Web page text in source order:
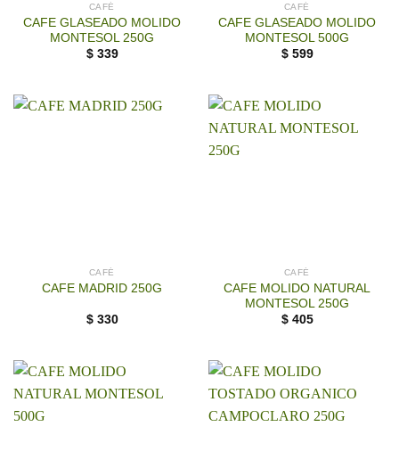
CAFÉ
CAFE GLASEADO MOLIDO
MONTESOL 250G
$ 339
CAFÉ
CAFE GLASEADO MOLIDO
MONTESOL 500G
$ 599
CAFÉ
CAFE MADRID 250G
$ 330
CAFÉ
CAFE MOLIDO NATURAL
MONTESOL 250G
$ 405